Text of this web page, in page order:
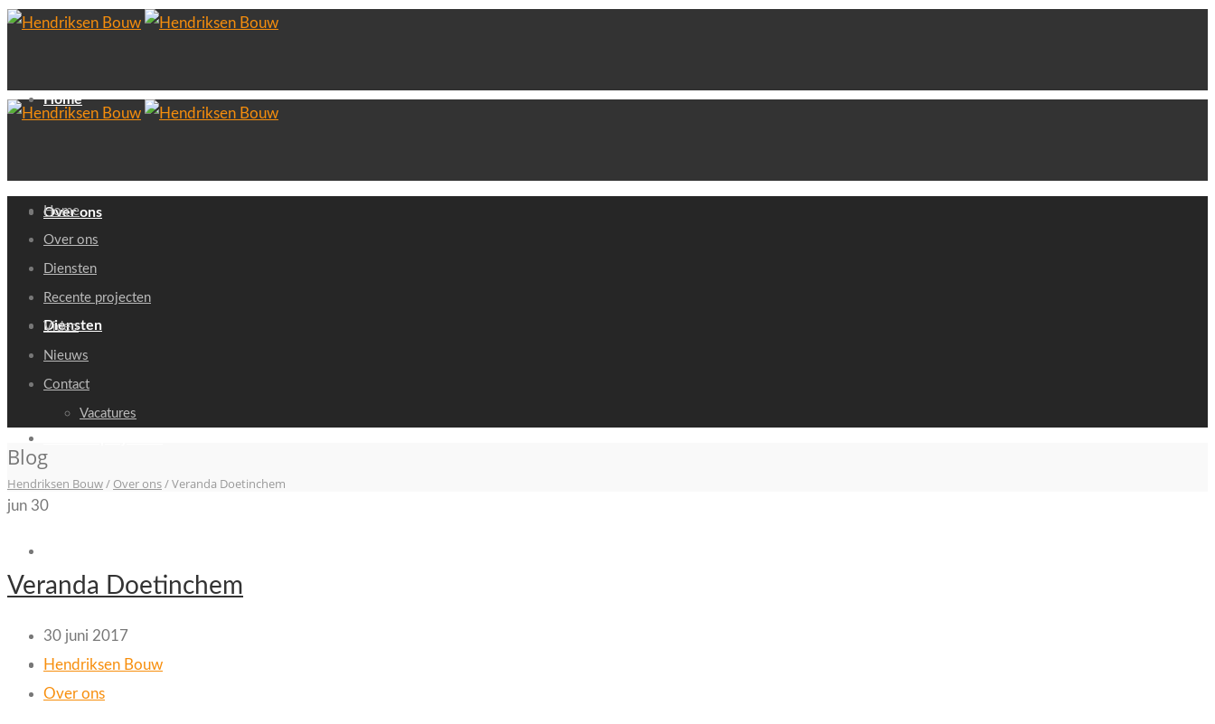
Home
Over ons
Diensten
Nieuws
Home
Over ons
Diensten
Recente projecten
Video
Nieuws
Contact
Vacatures
Blog
Hendriksen Bouw/ Over ons/Veranda Doetinchem
jun 30
Veranda Doetinchem
30 juni 2017
Hendriksen Bouw
Over ons